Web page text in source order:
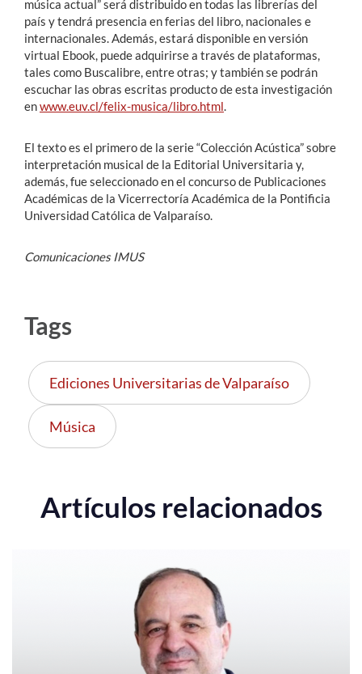
música actual” será distribuido en todas las librerías del
país y tendrá presencia en ferias del libro, nacionales e
internacionales. Además, estará disponible en versión
virtual Ebook, puede adquirirse a través de plataformas,
tales como Buscalibre, entre otras; y también se podrán
escuchar las obras escritas producto de esta investigación
enwww.euv.cl/felix-musica/libro.html.
El texto es el primero de la serie “Colección Acústica” sobre
interpretación musical de la Editorial Universitaria y,
además, fue seleccionado en el concurso de Publicaciones
Académicas de la Vicerrectoría Académica de la Pontificia
Universidad Católica de Valparaíso.
Comunicaciones IMUS
Tags
Ediciones Universitarias de Valparaíso
Música
Artículos relacionados